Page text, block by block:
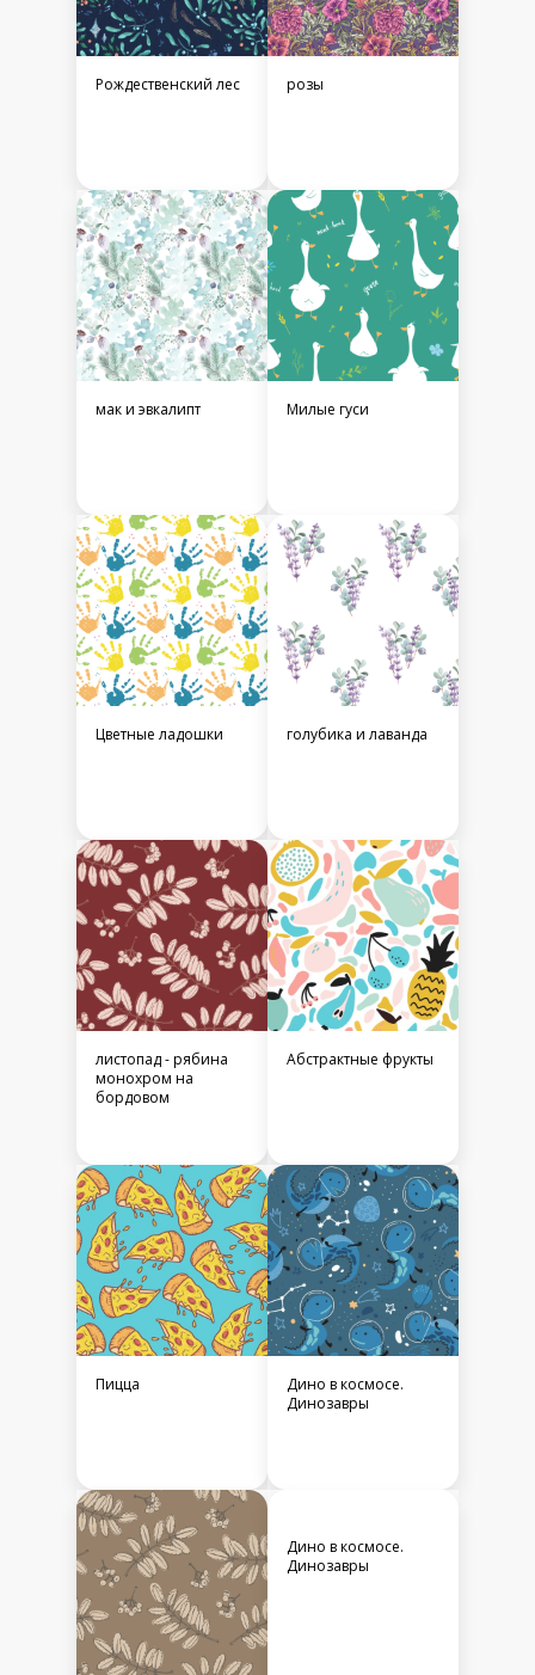
Рождественский лес розы
мак и эвкалипт Милые гуси
Цветные ладошки голубика и лаванда
листопад - рябина
монохром на
бордовом
Абстрактные фрукты
Пицца
Дино в космосе.
Динозавры
Дино в космосе.
Динозавры